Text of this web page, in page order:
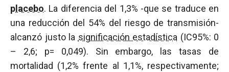
placebo. La diferencia del 1,3% -que se traduce en
una reducción del 54% del riesgo de transmisión-
alcanzó justo la significación estadística (IC95%: 0
– 2,6; p= 0,049). Sin embargo, las tasas de
mortalidad (1,2% frente al 1,1%, respectivamente;